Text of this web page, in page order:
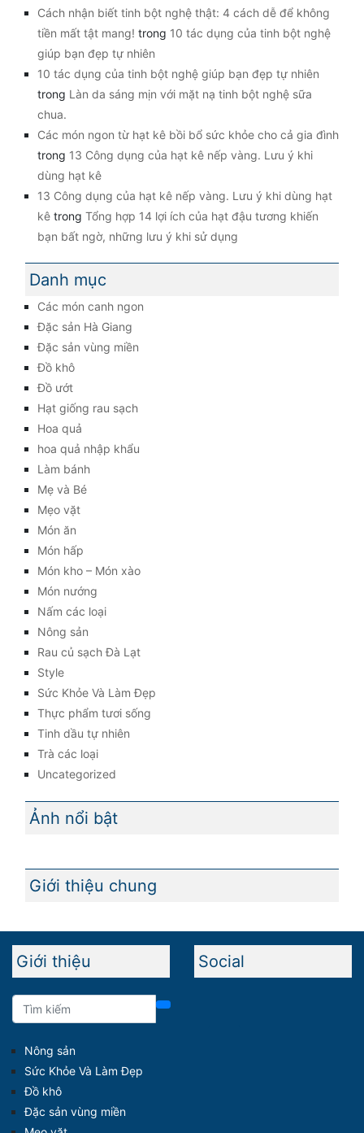
Cách nhận biết tinh bột nghệ thật: 4 cách dễ để không
tiền mất tật mang! trong 10 tác dụng của tinh bột nghệ
giúp bạn đẹp tự nhiên
10 tác dụng của tinh bột nghệ giúp bạn đẹp tự nhiên
trong Làn da sáng mịn với mặt nạ tinh bột nghệ sữa
chua.
Các món ngon từ hạt kê bồi bổ sức khỏe cho cả gia đình
trong 13 Công dụng của hạt kê nếp vàng. Lưu ý khi
dùng hạt kê
13 Công dụng của hạt kê nếp vàng. Lưu ý khi dùng hạt
kê trong Tổng hợp 14 lợi ích của hạt đậu tương khiến
bạn bất ngờ, những lưu ý khi sử dụng
Danh mục
Các món canh ngon
Đặc sản Hà Giang
Đặc sản vùng miền
Đồ khô
Đồ ướt
Hạt giống rau sạch
Hoa quả
hoa quả nhập khẩu
Làm bánh
Mẹ và Bé
Mẹo vặt
Món ăn
Món hấp
Món kho – Món xào
Món nướng
Nấm các loại
Nông sản
Rau củ sạch Đà Lạt
Style
Sức Khỏe Và Làm Đẹp
Thực phẩm tươi sống
Tinh dầu tự nhiên
Trà các loại
Uncategorized
Ảnh nổi bật
Giới thiệu chung
Giới thiệu
Nông sản
Sức Khỏe Và Làm Đẹp
Đồ khô
Đặc sản vùng miền
Social